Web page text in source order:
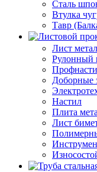
Сталь
Втулка
Тавр
Лист
Рулонный
Доборные
Настил
Плита
Лист